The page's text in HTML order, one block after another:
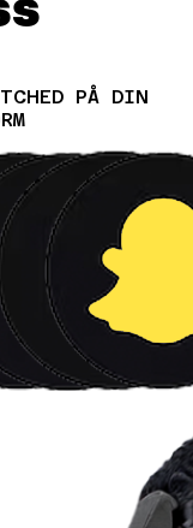
PÅ DIN